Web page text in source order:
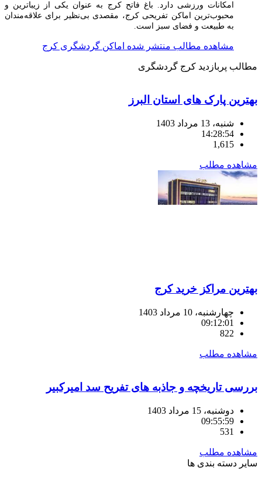
امکانات ورزشی دارد. باغ فاتح کرج به عنوان یکی از زیباترین و
محبوب‌ترین اماکن تفریحی کرج، مقصدی بی‌نظیر برای علاقه‌مندان
به طبیعت و فضای سبز است.
مشاهده مطالب منتشر شده اماکن گردشگری کرج
مطالب پربازدید کرج گردشگری
بهترین پارک های استان البرز
شنبه، 13 مرداد 1403
14:28:54
1,615
مشاهده مطلب
بهترین مراکز خرید کرج
چهارشنبه، 10 مرداد 1403
09:12:01
822
مشاهده مطلب
بررسی تاریخچه و جاذبه های تفریح سد امیرکبیر
دوشنبه، 15 مرداد 1403
09:55:59
531
مشاهده مطلب
سایر دسته بندی ها